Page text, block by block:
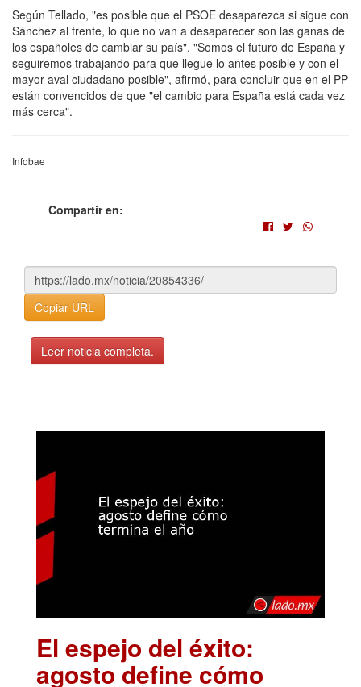
Según Tellado, "es posible que el PSOE desaparezca si sigue con
Sánchez al frente, lo que no van a desaparecer son las ganas de
los españoles de cambiar su país". "Somos el futuro de España y
seguiremos trabajando para que llegue lo antes posible y con el
mayor aval ciudadano posible", afirmó, para concluir que en el PP
están convencidos de que "el cambio para España está cada vez
más cerca".
Infobae
Compartir en:
Copiar URL
Leer noticia completa.
El espejo del éxito:
agosto define cómo